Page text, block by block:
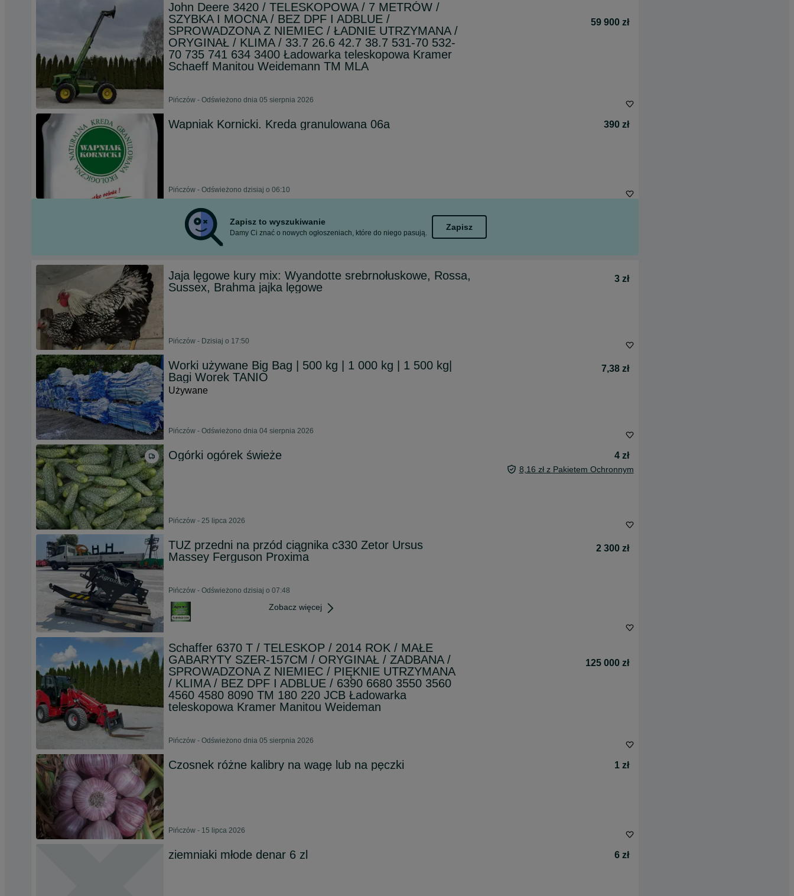
John Deere 3420 / TELESKOPOWA / 7 METRÓW /
SZYBKA I MOCNA / BEZ DPF I ADBLUE /
SPROWADZONA Z NIEMIEC / ŁADNIE UTRZYMANA /
ORYGINAŁ / KLIMA / 33.7 26.6 42.7 38.7 531-70 532-
70 735 741 634 3400 Ładowarka teleskopowa Kramer
Schaeff Manitou Weidemann TM MLA
59 900 zł
Pińczów - Odświeżono dnia 05 sierpnia 2026
Wapniak Kornicki. Kreda granulowana 06a 390 zł
Pińczów - Odświeżono dzisiaj o 06:10
Zapisz to wyszukiwanie
Damy Ci znać o nowych ogłoszeniach, które do niego pasują.
Zapisz
Jaja lęgowe kury mix: Wyandotte srebrnołuskowe, Rossa,
Sussex, Brahma jajka lęgowe
3 zł
Pińczów - Dzisiaj o 17:50
Worki używane Big Bag | 500 kg | 1 000 kg | 1 500 kg|
Bagi Worek TANIO
7,38 zł
Używane
Pińczów - Odświeżono dnia 04 sierpnia 2026
Ogórki ogórek świeże 4 zł
8,16 zł z Pakietem Ochronnym
Pińczów - 25 lipca 2026
TUZ przedni na przód ciągnika c330 Zetor Ursus
Massey Ferguson Proxima
2 300 zł
Pińczów - Odświeżono dzisiaj o 07:48
Zobacz więcej
Schaffer 6370 T / TELESKOP / 2014 ROK / MAŁE
GABARYTY SZER-157CM / ORYGINAŁ / ZADBANA /
SPROWADZONA Z NIEMIEC / PIĘKNIE UTRZYMANA
/ KLIMA / BEZ DPF I ADBLUE / 6390 6680 3550 3560
4560 4580 8090 TM 180 220 JCB Ładowarka
teleskopowa Kramer Manitou Weideman
125 000 zł
Pińczów - Odświeżono dnia 05 sierpnia 2026
Czosnek różne kalibry na wagę lub na pęczki 1 zł
Pińczów - 15 lipca 2026
ziemniaki młode denar 6 zl 6 zł